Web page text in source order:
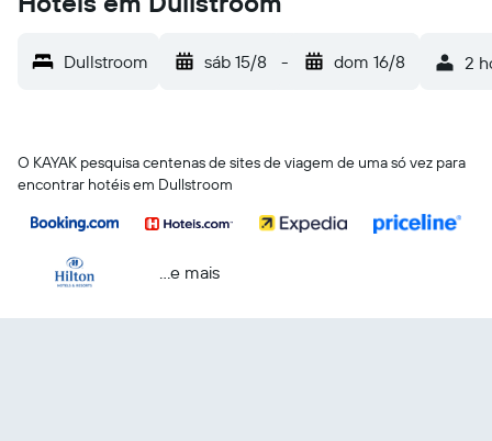
Dullstroom sáb 15/8 - dom 16/8 2
O KAYAK pesquisa centenas de sites de viagem de uma só vez para
encontrar hotéis em Dullstroom
...e mais